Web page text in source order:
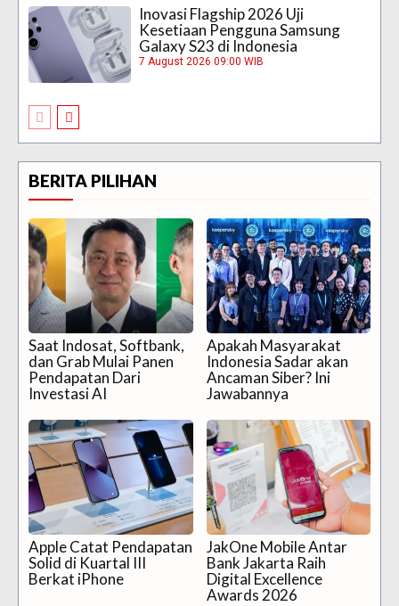
Inovasi Flagship 2026 Uji
Kesetiaan Pengguna Samsung
Galaxy S23 di Indonesia
7 August 2026 09:00 WIB
BERITA PILIHAN
Saat Indosat, Softbank,
dan Grab Mulai Panen
Pendapatan Dari
Investasi AI
Apakah Masyarakat
Indonesia Sadar akan
Ancaman Siber? Ini
Jawabannya
Apple Catat Pendapatan
Solid di Kuartal III
Berkat iPhone
JakOne Mobile Antar
Bank Jakarta Raih
Digital Excellence
Awards 2026